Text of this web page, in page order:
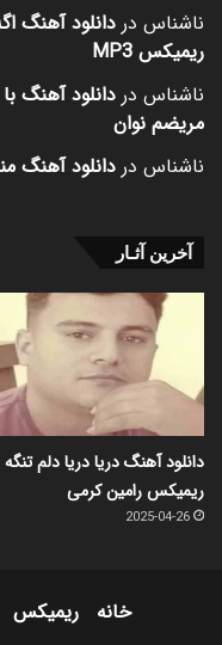
ناشناس در دانلود آهنگ
ریمیکس MP3
ناشناس در دانلود آهنگ
مریضم نوان
ناشناس در دانلود آهنگ
آخرین آثـار
دانلود آهنگ دریا دریا دلم تنگه
ریمیکس رامین کرمی
2025-04-26
خانه ریمیکس